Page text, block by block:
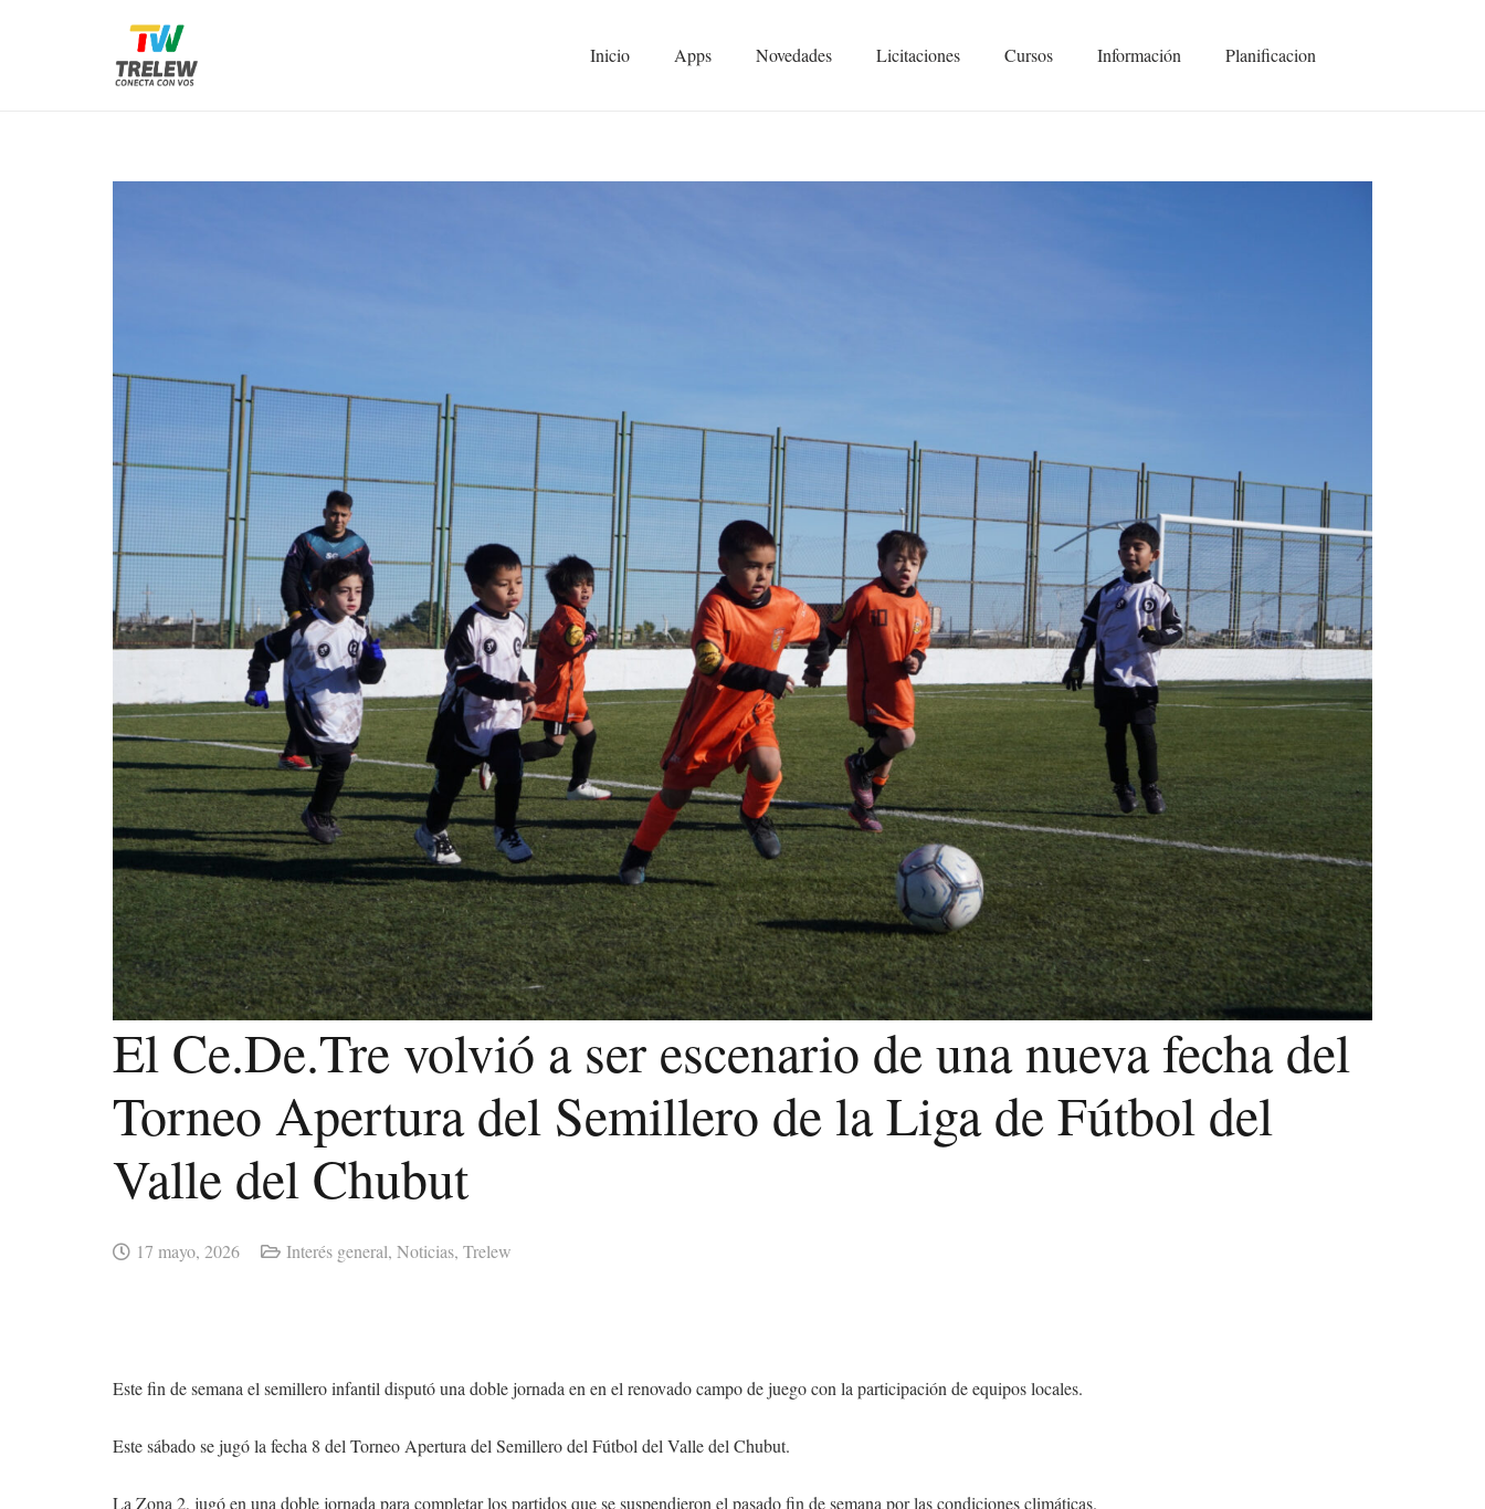
Inicio Apps Novedades Licitaciones Cursos Información Planificacion
El Ce.De.Tre volvió a ser escenario de una nueva fecha del
Torneo Apertura del Semillero de la Liga de Fútbol del
Valle del Chubut
17 mayo, 2026 Interés general, Noticias, Trelew
Este fin de semana el semillero infantil disputó una doble jornada en en el renovado campo de juego con la participación de equipos locales.
Este sábado se jugó la fecha 8 del Torneo Apertura del Semillero del Fútbol del Valle del Chubut.
La Zona 2, jugó en una doble jornada para completar los partidos que se suspendieron el pasado fin de semana por las condiciones climáticas.